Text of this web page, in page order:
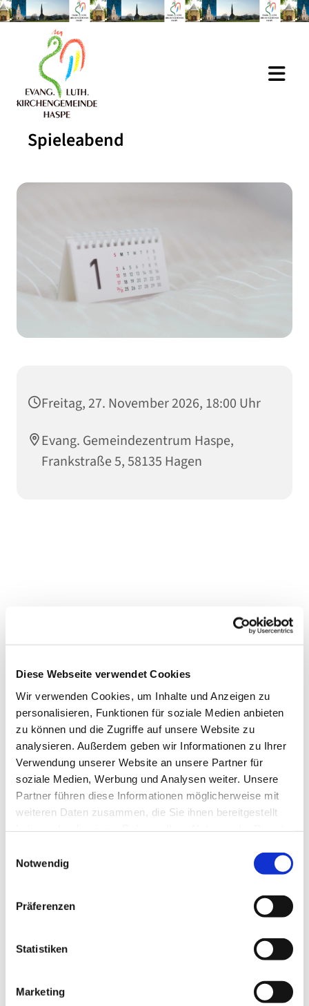
Diese Webseite verwendet Cookies
Wir verwenden Cookies, um Inhalte und Anzeigen zu
personalisieren, Funktionen für soziale Medien anbieten
zu können und die Zugriffe auf unsere Website zu
analysieren. Außerdem geben wir Informationen zu Ihrer
Verwendung unserer Website an unsere Partner für
soziale Medien, Werbung und Analysen weiter. Unsere
Partner führen diese Informationen möglicherweise mit
weiteren Daten zusammen, die Sie ihnen bereitgestellt
Notwendig
Präferenzen
Statistiken
Marketing
Spieleabend
Freitag, 27. November 2026, 18:00 Uhr
Evang. Gemeindezentrum Haspe,
Frankstraße 5, 58135 Hagen
Dies könnte Sie auch
interessieren